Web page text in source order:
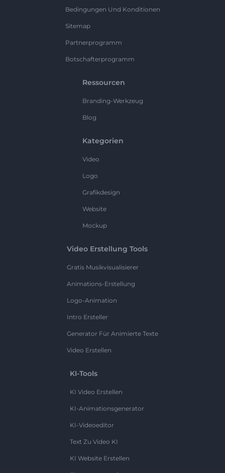
Bedingungen Und Konditionen
Sitemap
Partnerprogramm
Botschafterprogramm
Ressourcen
Branding-Werkzeug
Blog
Kategorien
Video
Logo
Grafikdesign
Website
Mockup
Video Erstellung Tools
Gratis Musikvisualisierer
Animations-Erstellung
Logo-Animation
Intro Ersteller
Generator Für Animierte Texte
Video Erstellen
KI-Tools
KI Video Erstellen
KI-Animationsgenerator
KI-Videoeditor
Text Zu Video KI
KI Website Erstellen